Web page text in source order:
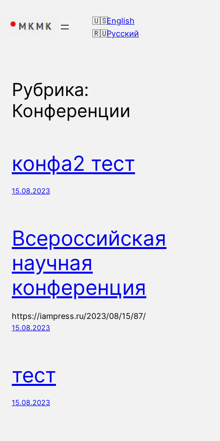
содержимому
English
Русский
Рубрика:
Конференции
конфа2 тест
15.08.2023
Всероссийская
научная
конференция
https://iampress.ru/2023/08/15/87/
15.08.2023
тест
15.08.2023